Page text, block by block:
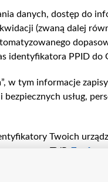
danych, dostęp do
(zwaną dalej
identyfikatora PPID do
w tym informacje
usług,
Twoich
przez TVP,
lub dostęp do nich,
wyboru